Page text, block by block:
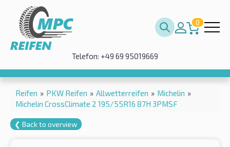
0
Telefon: +49 69 95019669
Reifen » PKW Reifen » Allwetterreifen » Michelin »
Michelin CrossClimate 2 195/55R16 87H 3PMSF
❮ Back to overview